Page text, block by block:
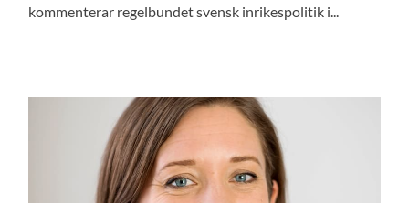
kommenterar regelbundet svensk inrikespolitik i...